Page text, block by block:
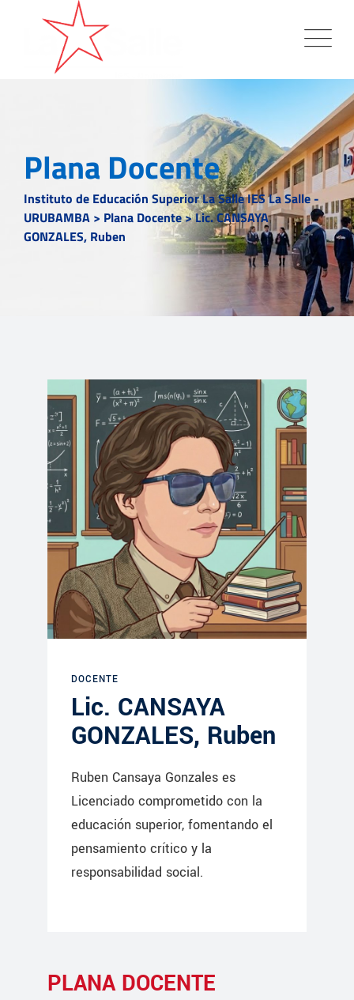
Plana Docente
Instituto de Educación Superior La Salle IES La Salle -
URUBAMBA > Plana Docente>Lic. CANSAYA
GONZALES, Ruben
DOCENTE
Lic. CANSAYA
GONZALES, Ruben
Ruben Cansaya Gonzales es
Licenciado comprometido con la
educación superior, fomentando el
pensamiento crítico y la
responsabilidad social.
PLANA DOCENTE